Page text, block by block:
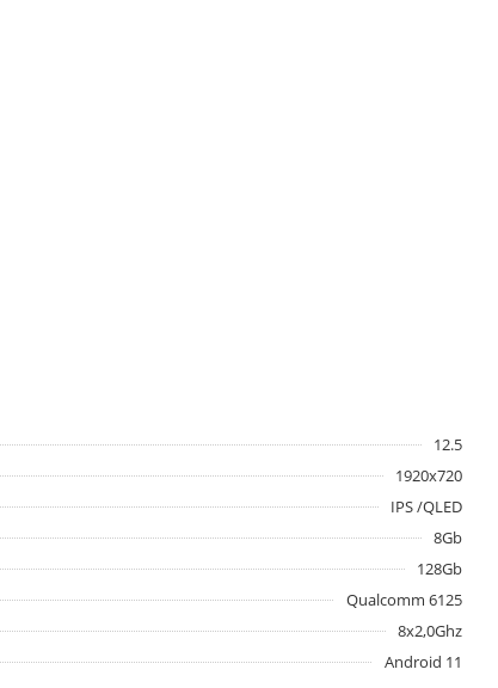
12.5
1920x720
IPS /QLED
8Gb
128Gb
Qualcomm 6125
8x2,0Ghz
Android 11